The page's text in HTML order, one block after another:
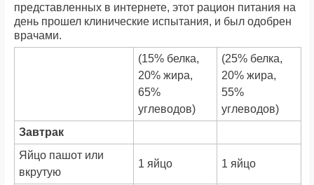
представленных в интернете, этот рацион питания на
день прошел клинические испытания, и был одобрен
врачами.
(15% белка,
20% жира,
65%
углеводов)
(25% белка,
20% жира,
55%
углеводов)
Завтрак
Яйцо пашот или
вкрутую
1 яйцо 1 яйцо